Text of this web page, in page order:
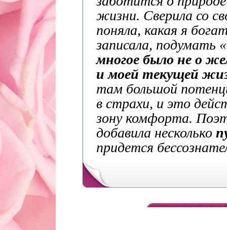
жизни. Сверила со
поняла, какая я
записала, подумать
многое было не о
и моей текущей
там большой
в страхи, и это
зону комфорта.
добавила несколько
придется